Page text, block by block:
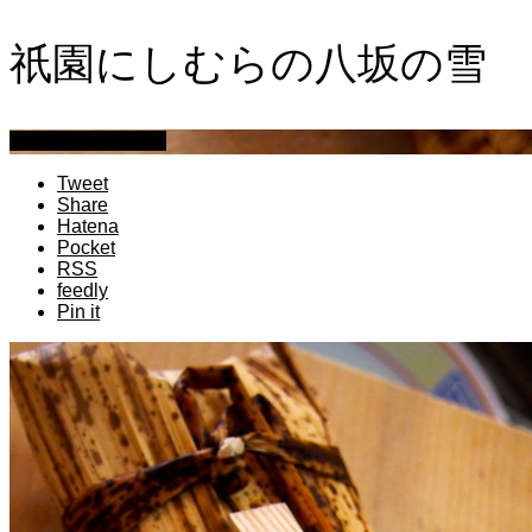
祇園にしむらの八坂の雪
Tweet
Share
Hatena
Pocket
RSS
feedly
Pin it